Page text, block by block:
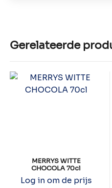
Gerelateerde
MERRYS WITTE
CHOCOLA 70cl
Log in om de prijs